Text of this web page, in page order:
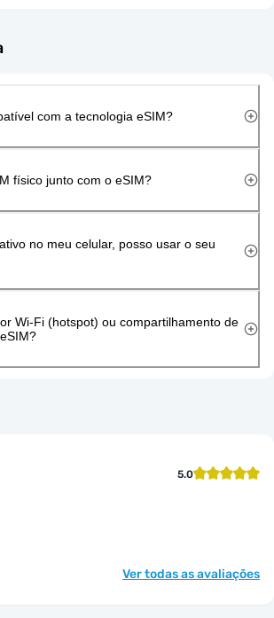
com a tecnologia eSIM?
físico junto com o eSIM?
no meu celular, posso usar o seu
Wi-Fi (hotspot) ou compartilhamento de
5.0
Ver todas as avaliações